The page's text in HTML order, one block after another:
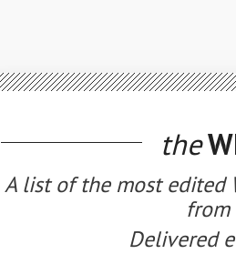
the
A list of the most edited
from
Delivered